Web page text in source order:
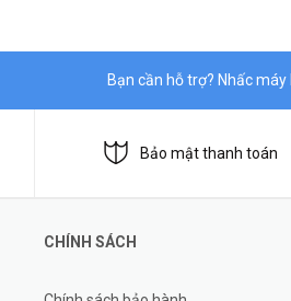
Bạn cần hỗ trợ? Nhấc
Bảo mật thanh toán
CHÍNH SÁCH